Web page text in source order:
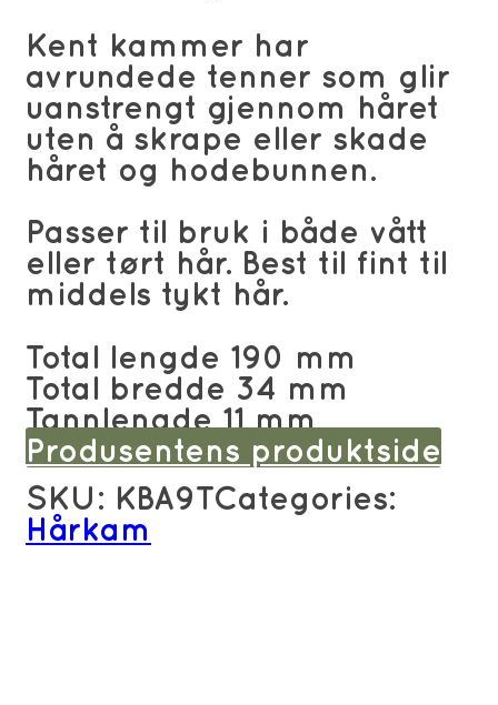
Kent kammer har
avrundede tenner som glir
uanstrengt gjennom håret
uten å skrape eller skade
håret og hodebunnen.
Passer til bruk i både vått
eller tørt hår. Best til fint til
middels tykt hår.
Total lengde 190 mm
Total bredde 34 mm
Tannlengde 11 mm
Produsentens produktside
SKU: KBA9TCategories:
Hårkam